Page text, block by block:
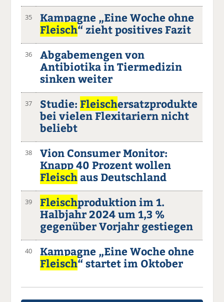
35
Kampagne „Eine Woche ohne
Fleisch“ zieht positives Fazit
36
Abgabemengen von
Antibiotika in Tiermedizin
sinken weiter
37 Studie: Fleischersatzprodukte
bei vielen Flexitariern nicht
beliebt
38
Vion Consumer Monitor:
Knapp 40 Prozent wollen
Fleischaus Deutschland
39 Fleischproduktion im 1.
Halbjahr 2024 um 1,3 %
gegenüber Vorjahr gestiegen
40
Kampagne „Eine Woche ohne
Fleisch“ startet im Oktober